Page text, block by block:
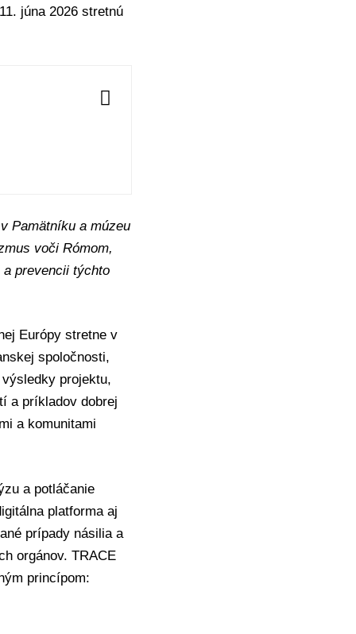
júna 2026 stretnú
Pamätníku a múzeu
voči Rómom,
prevencii týchto
Európy stretne v
spoločnosti,
projektu,
a príkladov dobrej
a komunitami
a potláčanie
platforma aj
prípady násilia a
orgánov. TRACE
princípom: